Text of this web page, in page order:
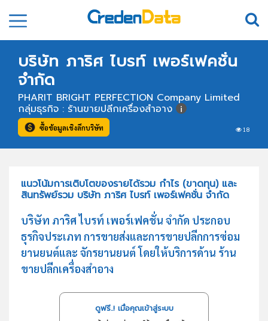
บริษัท ภาริศ ไบรท์ เพอร์เฟคชั่น
จำกัด
PHARIT BRIGHT PERFECTION Company Limited
18
กลุ่มธุรกิจ : ร้านขายปลีกเครื่องสำอาง
ซื้อข้อมูลเชิงลึกบริษัท
แนวโน้มการเติบโตของรายได้รวม กำไร (ขาดทุน) และ
สินทรัพย์รวม บริษัท ภาริศ ไบรท์ เพอร์เฟคชั่น จำกัด
บริษัท ภาริศ ไบรท์ เพอร์เฟคชั่น จำกัด ประกอบ
ธุรกิจประเภท การขายส่งและการขายปลีกการซ่อม
ยานยนต์และ จักรยานยนต์ โดยให้บริการด้าน ร้าน
ขายปลีกเครื่องสำอาง
ดูฟรี..! เมื่อคุณเข้าสู่ระบบ